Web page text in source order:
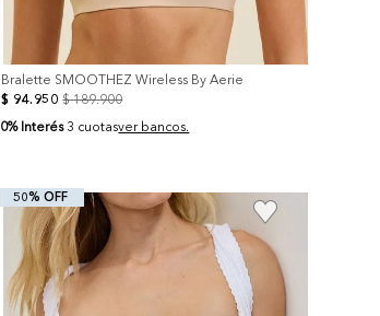
Bralette SMOOTHEZ Wireless By Aerie
$ 94. 950 $ 189.900
0% Interés 3 cuotasver bancos.
50% OFF
+